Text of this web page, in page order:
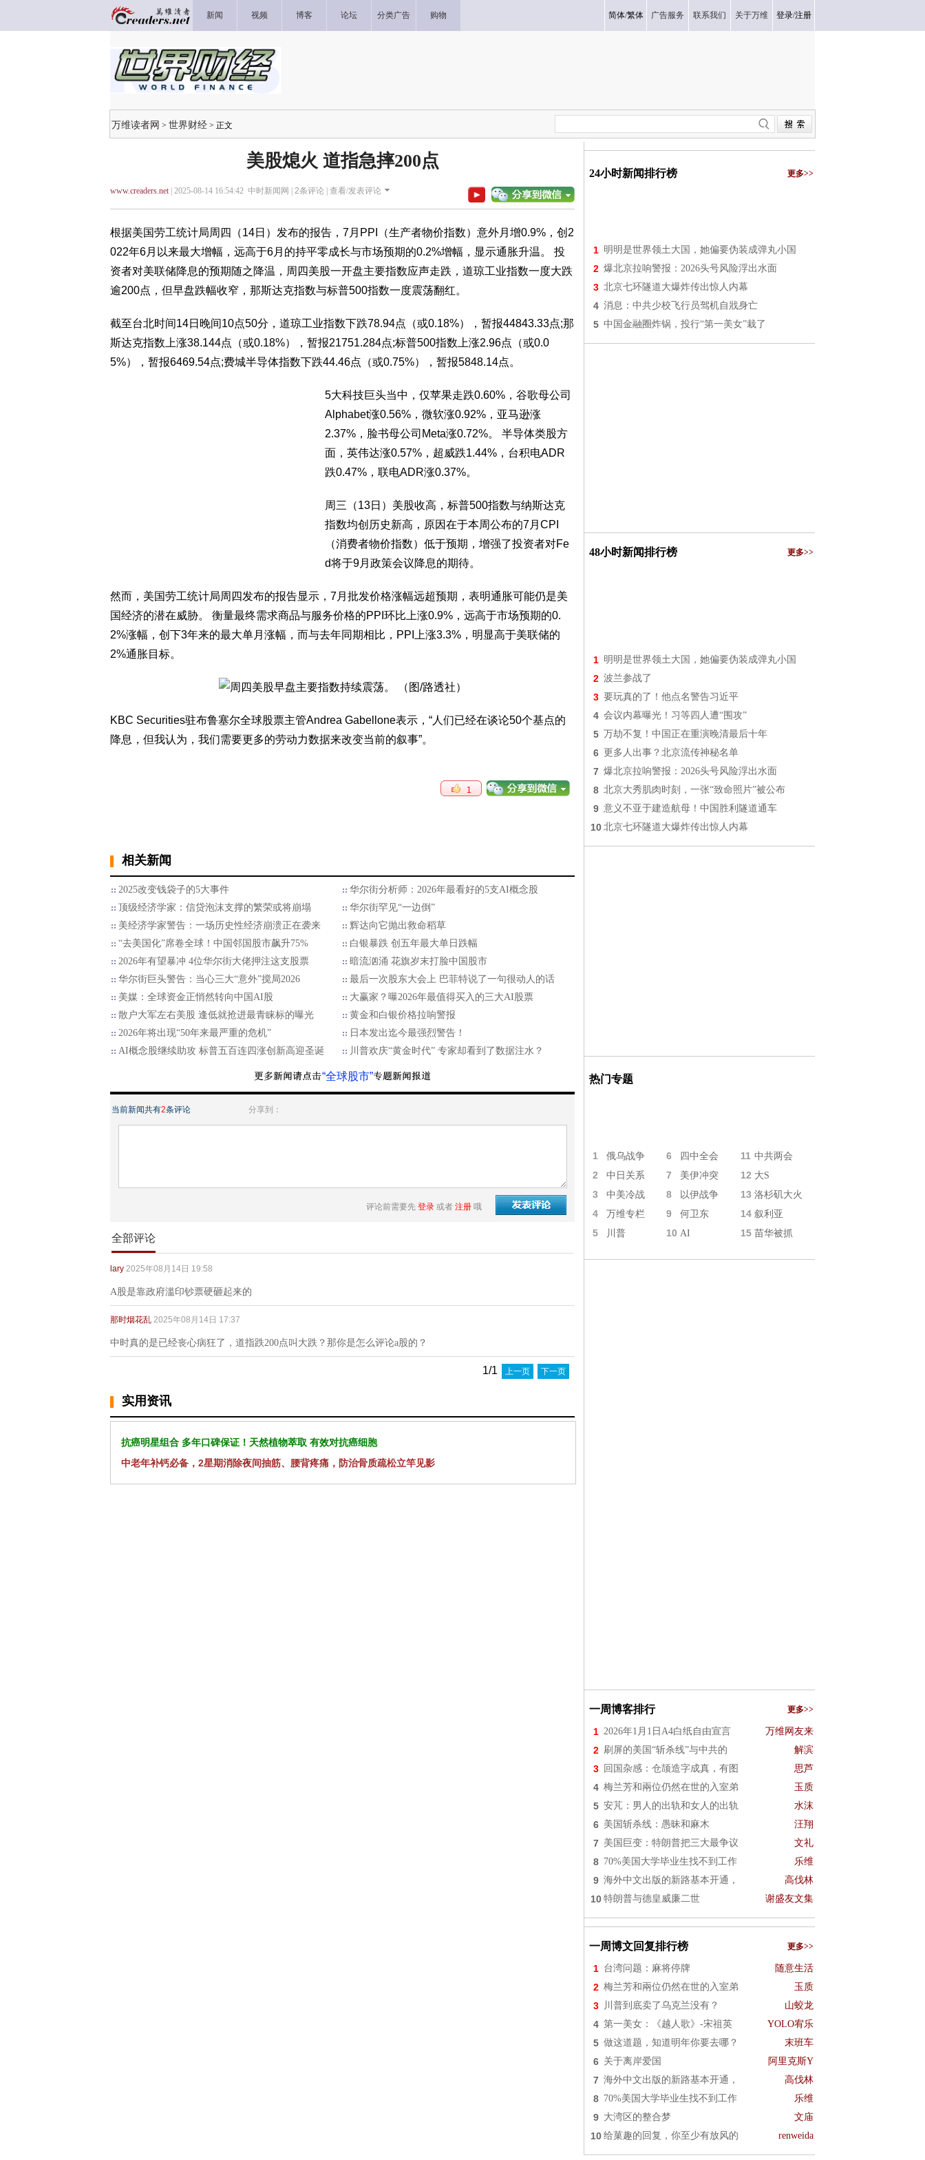
新闻 视频 博客 论坛 分类广告 购物 简体/繁体 广告服务 联系我们 关于万维 登录/注册
万维读者网 > 世界财经 > 正文
美股熄火 道指急摔200点
www.creaders.net| 2025-08-14 16:54:42 中时新闻网 | 2条评论 | 查看/发表评论
根据美国劳工统计局周四（14日）发布的报告，7月PPI（生产者物价指数）意外月增0.9%，创2
022年6月以来最大增幅，远高于6月的持平零成长与市场预期的0.2%增幅，显示通胀升温。 投
资者对美联储降息的预期随之降温，周四美股一开盘主要指数应声走跌，道琼工业指数一度大跌
逾200点，但早盘跌幅收窄，那斯达克指数与标普500指数一度震荡翻红。
截至台北时间14日晚间10点50分，道琼工业指数下跌78.94点（或0.18%），暂报44843.33点;那
斯达克指数上涨38.144点（或0.18%），暂报21751.284点;标普500指数上涨2.96点（或0.0
5%），暂报6469.54点;费城半导体指数下跌44.46点（或0.75%），暂报5848.14点。
5大科技巨头当中，仅苹果走跌0.60%，谷歌母公司
Alphabet涨0.56%，微软涨0.92%，亚马逊涨
2.37%，脸书母公司Meta涨0.72%。 半导体类股方
面，英伟达涨0.57%，超威跌1.44%，台积电ADR
跌0.47%，联电ADR涨0.37%。
周三（13日）美股收高，标普500指数与纳斯达克
指数均创历史新高，原因在于本周公布的7月CPI
（消费者物价指数）低于预期，增强了投资者对Fe
d将于9月政策会议降息的期待。
然而，美国劳工统计局周四发布的报告显示，7月批发价格涨幅远超预期，表明通胀可能仍是美
国经济的潜在威胁。 衡量最终需求商品与服务价格的PPI环比上涨0.9%，远高于市场预期的0.
2%涨幅，创下3年来的最大单月涨幅，而与去年同期相比，PPI上涨3.3%，明显高于美联储的
2%通胀目标。
KBC Securities驻布鲁塞尔全球股票主管Andrea Gabellone表示，“人们已经在谈论50个基点的
降息，但我认为，我们需要更多的劳动力数据来改变当前的叙事”。
1
相关新闻
2025改变钱袋子的5大事件
华尔街分析师：2026年最看好的5支AI概念股
顶级经济学家：信贷泡沫支撑的繁荣或将崩塌
华尔街罕见“一边倒”
美经济学家警告：一场历史性经济崩溃正在袭来
辉达向它抛出救命稻草
“去美国化”席卷全球！中国邻国股市飙升75%
白银暴跌 创五年最大单日跌幅
2026年有望暴冲 4位华尔街大佬押注这支股票
暗流汹涌 花旗岁末打脸中国股市
华尔街巨头警告：当心三大“意外”搅局2026
最后一次股东大会上 巴菲特说了一句很动人的话
美媒：全球资金正悄然转向中国AI股
大赢家？曝2026年最值得买入的三大AI股票
散户大军左右美股 逢低就抢进最青睐标的曝光
黄金和白银价格拉响警报
2026年将出现“50年来最严重的危机”
日本发出迄今最强烈警告！
AI概念股继续助攻 标普五百连四涨创新高迎圣诞
川普欢庆“黄金时代” 专家却看到了数据注水？
“全球股市”
当前新闻共有2条评论 分享到：
评论前需要先 登录 或者 注册 哦
全部评论
lary 2025年08月14日 19:58
A股是靠政府滥印钞票硬砸起来的
那时烟花乱 2025年08月14日 17:37
中时真的是已经丧心病狂了，道指跌200点叫大跌？那你是怎么评论a股的？
1/1 上一页 下一页
实用资讯
抗癌明星组合 多年口碑保证！天然植物萃取 有效对抗癌细胞
中老年补钙必备，2星期消除夜间抽筋、腰背疼痛，防治骨质疏松立竿见影
24小时新闻排行榜 更多>>
1 明明是世界领土大国，她偏要伪装成弹丸小国
2 爆北京拉响警报：2026头号风险浮出水面
3 北京七环隧道大爆炸传出惊人内幕
4 消息：中共少校飞行员驾机自戕身亡
5 中国金融圈炸锅，投行“第一美女”栽了
48小时新闻排行榜 更多>>
1 明明是世界领土大国，她偏要伪装成弹丸小国
2 波兰参战了
3 要玩真的了！他点名警告习近平
4 会议内幕曝光！习等四人遭“围攻”
5 万劫不复！中国正在重演晚清最后十年
6 更多人出事？北京流传神秘名单
7 爆北京拉响警报：2026头号风险浮出水面
8 北京大秀肌肉时刻，一张“致命照片”被公布
9 意义不亚于建造航母！中国胜利隧道通车
10 北京七环隧道大爆炸传出惊人内幕
热门专题
1 俄乌战争 6 四中全会 11 中共两会
2 中日关系 7 美伊冲突 12 大S
3 中美冷战 8 以伊战争 13 洛杉矶大火
4 万维专栏 9 何卫东 14 叙利亚
5 川普 10 AI 15 苗华被抓
一周博客排行 更多>>
1 2026年1月1日A4白纸自由宣言 万维网友来
2 刷屏的美国“斩杀线”与中共的 解滨
3 回国杂感：仓颉造字成真，有图 思芦
4 梅兰芳和兩位仍然在世的入室弟 玉质
5 安芃：男人的出轨和女人的出轨 水沫
6 美国斩杀线：愚昧和麻木 汪翔
7 美国巨变：特朗普把三大最争议 文礼
8 70%美国大学毕业生找不到工作 乐维
9 海外中文出版的新路基本开通， 高伐林
10 特朗普与德皇威廉二世 谢盛友文集
一周博文回复排行榜 更多>>
1 台湾问题：麻将停牌 随意生活
2 梅兰芳和兩位仍然在世的入室弟 玉质
3 川普到底卖了乌克兰没有？ 山蛟龙
4 第一美女：《越人歌》-宋祖英 YOLO宥乐
5 做这道题，知道明年你要去哪？ 末班车
6 关于离岸爱国 阿里克斯Y
7 海外中文出版的新路基本开通， 高伐林
8 70%美国大学毕业生找不到工作 乐维
9 大湾区的整合梦 文庙
10 给菓趣的回复，你至少有放风的 renweida